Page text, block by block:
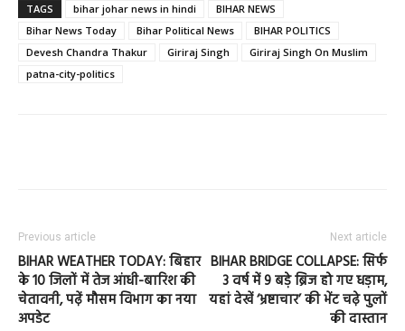
TAGS bihar johar news in hindi
BIHAR NEWS
Bihar News Today
Bihar Political News
BIHAR POLITICS
Devesh Chandra Thakur
Giriraj Singh
Giriraj Singh On Muslim
patna-city-politics
Previous article
BIHAR WEATHER TODAY: बिहार
के 10 जिलों में तेज आंधी-बारिश की
चेतावनी, पढ़ें मौसम विभाग का नया
अपडेट
Next article
BIHAR BRIDGE COLLAPSE: सिर्फ
3 वर्ष में 9 बड़े ब्रिज हो गए धड़ाम,
यहां देखें ‘भ्रष्टाचार’ की भेंट चढ़े पुलों
की दास्तान